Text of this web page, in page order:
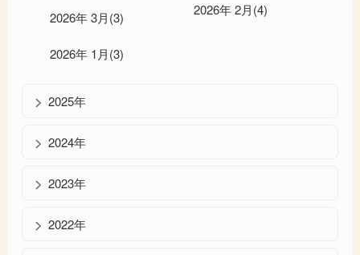
2026年 3月(3) 2026年 2月(4)
2026年 1月(3)
2025年
2024年
2023年
2022年